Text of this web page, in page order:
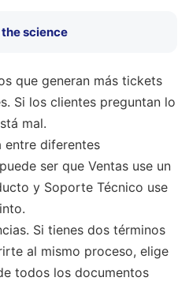
science
que generan más tickets
Si los clientes preguntan lo
mal.
entre diferentes
ser que Ventas use un
y Soporte Técnico use
Si tienes dos términos
al mismo proceso, elige
todos los documentos